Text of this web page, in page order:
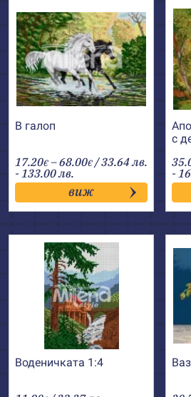
В галоп
17.20€ –68.00€Price
range:
17.20€
through
68.00€
/ 33.64 лв.
- 133.00 лв.
виж
с
-
Воденичката 1:4